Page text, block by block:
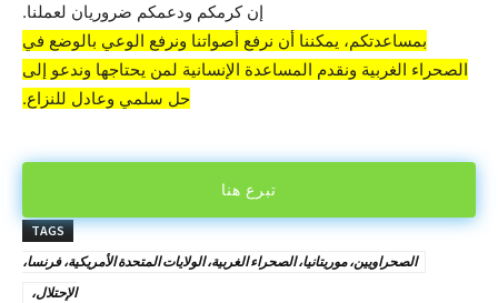
إن كرمكم ودعمكم ضروريان لعملنا.
بمساعدتكم، يمكننا أن نرفع أصواتنا ونرفع الوعي بالوضع في
الصحراء الغربية ونقدم المساعدة الإنسانية لمن يحتاجها وندعو إلى
حل سلمي وعادل للنزاع.
تبرع هنا
TAGS
الصحراويين، موريتانيا، الصحراء الغربية، الولايات المتحدة الأمريكية، فرنسا،
الإحتلال،